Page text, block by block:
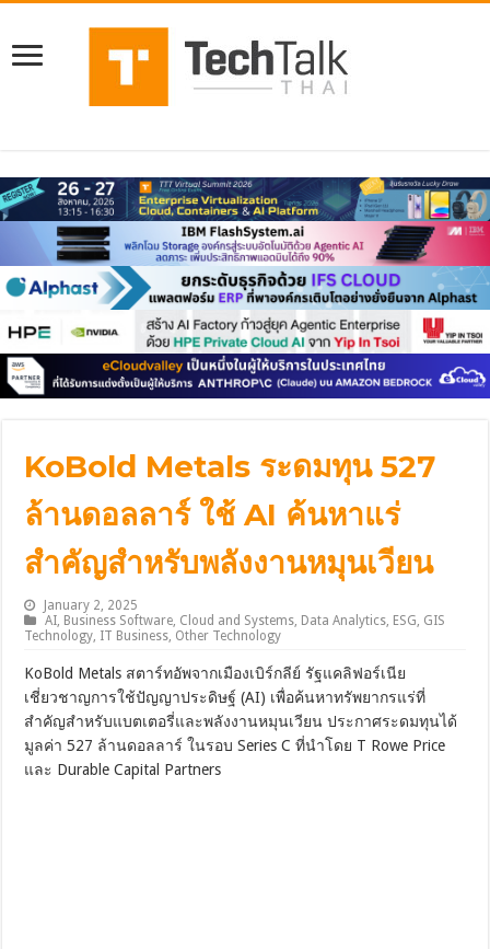
KoBold Metals ระดมทุน 527
ล้านดอลลาร์ ใช้ AI ค้นหาแร่
สำคัญสำหรับพลังงานหมุนเวียน
January 2, 2025
AI Business Software Cloud and Systems Data Analytics ESG GIS
Technology IT Business Other Technology
KoBold Metals สตาร์ทอัพจากเมืองเบิร์กลีย์ รัฐแคลิฟอร์เนีย
เชี่ยวชาญการใช้ปัญญาประดิษฐ์ (AI) เพื่อค้นหาทรัพยากรแร่ที่
สำคัญสำหรับแบตเตอรี่และพลังงานหมุนเวียน ประกาศระดมทุนได้
มูลค่า 527 ล้านดอลลาร์ ในรอบ Series C ที่นำโดย T Rowe Price
และ Durable Capital Partners